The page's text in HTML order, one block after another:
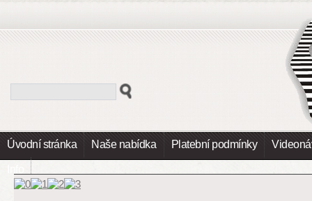
Úvodní stránka Naše nabídka Platební podmínky